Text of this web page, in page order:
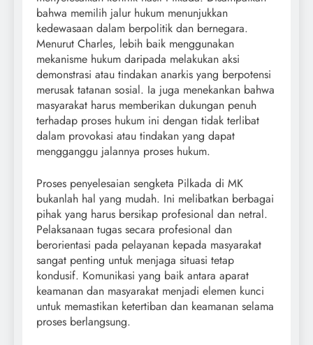
bahwa memilih jalur hukum menunjukkan
kedewasaan dalam berpolitik dan bernegara.
Menurut Charles, lebih baik menggunakan
mekanisme hukum daripada melakukan aksi
demonstrasi atau tindakan anarkis yang berpotensi
merusak tatanan sosial. Ia juga menekankan bahwa
masyarakat harus memberikan dukungan penuh
terhadap proses hukum ini dengan tidak terlibat
dalam provokasi atau tindakan yang dapat
mengganggu jalannya proses hukum.
Proses penyelesaian sengketa Pilkada di MK
bukanlah hal yang mudah. Ini melibatkan berbagai
pihak yang harus bersikap profesional dan netral.
Pelaksanaan tugas secara profesional dan
berorientasi pada pelayanan kepada masyarakat
sangat penting untuk menjaga situasi tetap
kondusif. Komunikasi yang baik antara aparat
keamanan dan masyarakat menjadi elemen kunci
untuk memastikan ketertiban dan keamanan selama
proses berlangsung.